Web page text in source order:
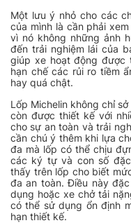
Một lưu ý nhỏ cho các
của mình là cần phải
vì nó không những ảnh
đến trải nghiệm lái của
giúp xe hoạt động được
hạn chế các rủi ro tiềm
hay quá chật.
Lốp Michelin không chỉ
còn được thiết kế với
cho sự an toàn và trải
cần chú ý thêm khi lựa
đa mà lốp có thể chịu
các ký tự và con số đặc
thấy trên lốp cho biết
đa an toàn. Điều này
dụng hoặc xe chở tải
có thể sử dụng ổn định
hạn thiết kế.